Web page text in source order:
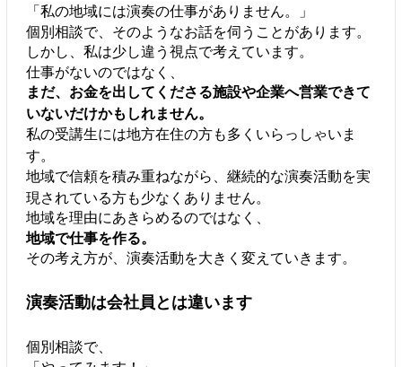
「私の地域には演奏の仕事がありません。」
個別相談で、そのようなお話を伺うことがあります。
しかし、私は少し違う視点で考えています。
仕事がないのではなく、
まだ、お金を出してくださる施設や企業へ営業できて
いないだけかもしれません。
私の受講生には地方在住の方も多くいらっしゃいま
す。
地域で信頼を積み重ねながら、継続的な演奏活動を実
現されている方も少なくありません。
地域を理由にあきらめるのではなく、
地域で仕事を作る。
その考え方が、演奏活動を大きく変えていきます。
演奏活動は会社員とは違います
個別相談で、